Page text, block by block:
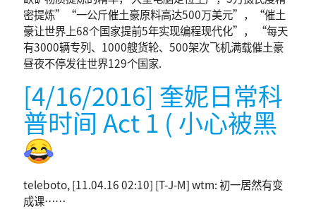
密提炼”“一公斤催土豪原料高达500万美元”，“催土
豪让世界上68个国家提前5年实现编程现代化”， “每天
有3000辆专列、1000艘货轮、500架次飞机满载催土豪
昼夜不停发往世界129个国家.
[4/16/2016] 奎妮日常科
普时间 Act 1 ( 小心被黑
😂
teleboto, [11.04.16 02:10] [T-J-M] wtm: 初一居然有变
成课……